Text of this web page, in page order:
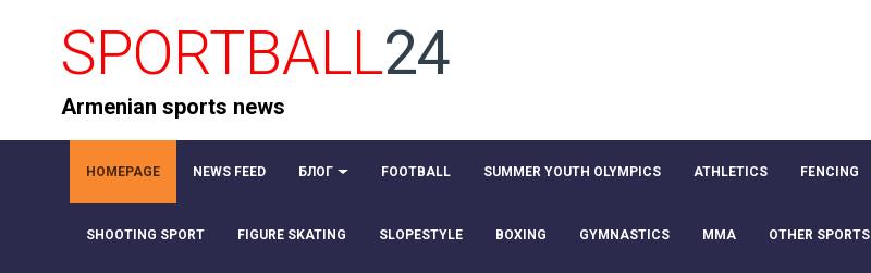
SPORTBALL24
Armenian sports news
HOMEPAGE NEWS FEED БЛОГ FOOTBALL SUMMER YOUTH OLYMPICS ATHLETICS FENCING
SHOOTING SPORT FIGURE SKATING SLOPESTYLE BOXING GYMNASTICS MMA OTHER SPORTS